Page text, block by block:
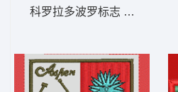
科罗拉多波罗标志 保罗 骑马